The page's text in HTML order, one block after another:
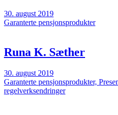
30. august 2019
Garanterte pensjonsprodukter
Runa K. Sæther
30. august 2019
Garanterte pensjonsprodukter,
regelverksendringer